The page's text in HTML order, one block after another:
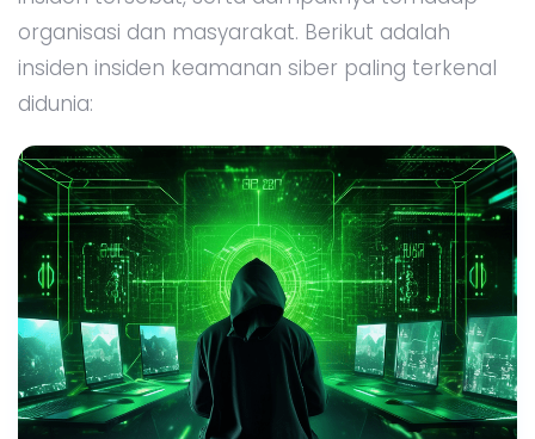
organisasi dan masyarakat. Berikut adalah
insiden insiden keamanan siber paling terkenal
didunia: